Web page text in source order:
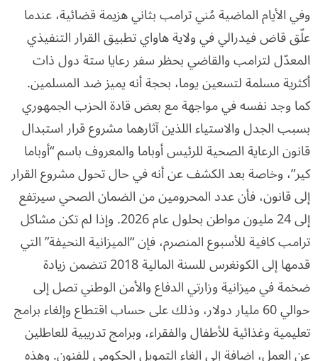
وفي الأيام الماضية مُني ترامب بثاني هزيمة قضائية، عندما
علّق قاض فيدرالي في ولاية هاواي تطبيق القرار التنفيذي
المعدّل لترامب والقاضي بحظر سفر رعايا ستة دول ذات
أكثرية مسلمة لتسعين يوما، بحجة أنه يميز ضد المسلمين.
كما وجد نفسه في مواجهة مع بعض قادة الحزب الجمهوري
بسبب الجدل والاستياء اللذين آثارهما مشروع قرار استبدال
قانون الرعاية الصحية للرئيس أوباما والمعروف باسم “أوباما
كير”، وخاصة بعد الكشف عن أنه في حال تحول مشروع القرار
إلى قانون، فأن عدد المحرومين من الضمان الصحي سيرتفع
إلى 24 مليون مواطن بحلول عام 2026. وإذا لم تكن مشاكل
ترامب كافية للأسبوع المنصرم، فإن “الميزانية النحيفة” التي
قدمها إلى الكونغرس للسنة المالية 2018 تتضمن زيادة
ضخمة في ميزانية وزارتي الدفاع والأمن الوطني تصل إلى
حوالي 60 مليار دولار، وذلك على حساب اقتطاع وإلغاء برامج
تعليمية وغذائية للأطفال والفقراء، وبرامج تدريبية للعاطلين
عن العمل، اضافة إلى الغاء التمويل الحكومي للفنون. وهذه